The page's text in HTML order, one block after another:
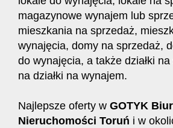
magazynowe wynajem lub
mieszkania na sprzedaż,
wynajęcia, domy na sprzedaż,
do wynajęcia, a także działki
na działki na wynajem.
Najlepsze oferty w GOTYK
Nieruchomości Toruń i w